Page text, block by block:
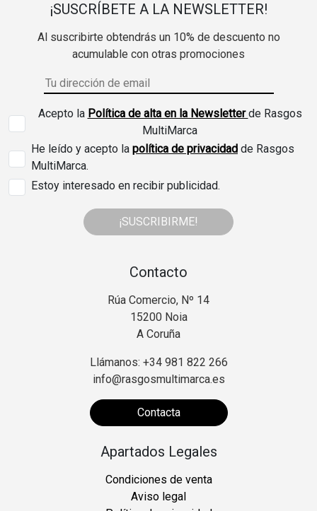
¡SUSCRÍBETE A LA NEWSLETTER!
Al suscribirte obtendrás un 10% de descuento no
acumulable con otras promociones
Acepto la Política de alta en la Newsletterde Rasgos
MultiMarca
He leído y acepto la política de privacidad de Rasgos
MultiMarca.
Estoy interesado en recibir publicidad.
¡SUSCRIBIRME!
Contacto
Rúa Comercio, Nº 14
15200 Noia
A Coruña
Llámanos: +34 981 822 266
info@rasgosmultimarca.es
Contacta
Apartados Legales
Condiciones de venta
Aviso legal